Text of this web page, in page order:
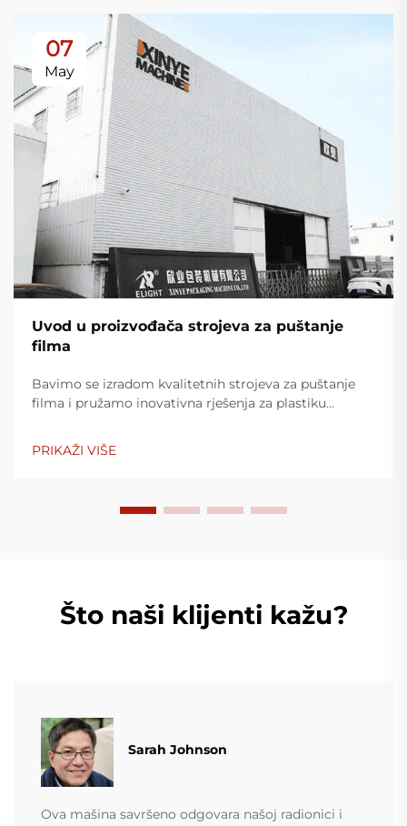
07
May
Uvod u proizvođača strojeva za puštanje
filma
Bavimo se izradom kvalitetnih strojeva za puštanje
filma i pružamo inovativna rješenja za plastiku
koriste napredne tehnologije, vrlo su efikasni, štedljivi
u trošku energije i stabilni, a prikladni su za
PRIKAŽI VIŠE
Što naši klijenti kažu?
Sarah Johnson
Ova mašina savršeno odgovara našoj radionici i